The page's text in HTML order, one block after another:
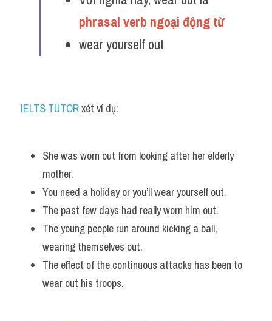
phrasal verb ngoại động từ
wear yourself out
IELTS TUTOR xét ví dụ:
She was worn out from looking after her elderly
mother.
You need a holiday or you’ll wear yourself out.
The past few days had really worn him out.
The young people run around kicking a ball,
wearing themselves out.
The effect of the continuous attacks has been to
wear out his troops.